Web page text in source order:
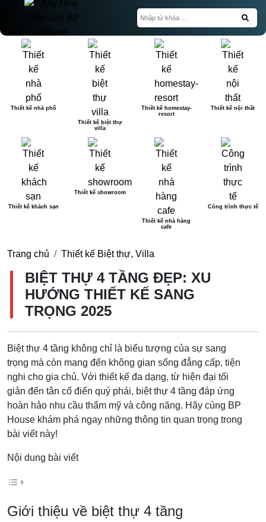
Thiết kế nhà phố
Thiết kế biệt thự
villa
Thiết kế homestay-
resort
Thiết kế nội thất
Thiết kế khách sạn
Thiết kế showroom
Thiết kế nhà hàng
cafe
Công trình thực tế
Trang chủ Thiết kế Biệt thự, Villa
BIỆT THỰ 4 TẦNG ĐẸP: XU
HƯỚNG THIẾT KẾ SANG
TRỌNG 2025
Biệt thự 4 tầng không chỉ là biểu tượng của sự sang
trọng mà còn mang đến không gian sống đẳng cấp, tiện
nghi cho gia chủ. Với thiết kế đa dạng, từ hiện đại tối
giản đến tân cổ điển quý phái, biệt thự 4 tầng đáp ứng
hoàn hảo nhu cầu thẩm mỹ và công năng. Hãy cùng BP
House khám phá ngay những thông tin quan trọng trong
bài viết này!
Nội dung bài viết
Giới thiệu về biệt thự 4 tầng